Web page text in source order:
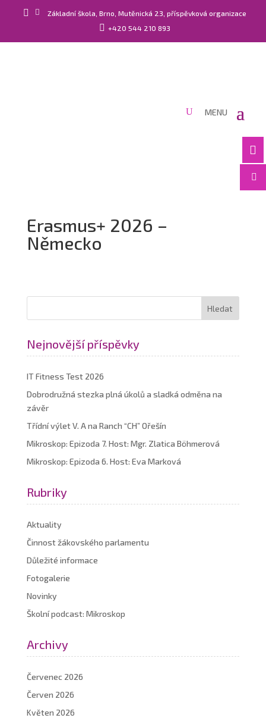
  Základní škola, Brno, Mutěnická 23, příspěvková organizace
 +420 544 210 893


Erasmus+ 2026 –
Německo
Nejnovější příspěvky
IT Fitness Test 2026
Dobrodružná stezka plná úkolů a sladká odměna na
závěr
Třídní výlet V. A na Ranch “CH” Ořešín
Mikroskop: Epizoda 7. Host: Mgr. Zlatica Böhmerová
Mikroskop: Epizoda 6. Host: Eva Marková
Rubriky
Aktuality
Činnost žákovského parlamentu
Důležité informace
Fotogalerie
Novinky
Školní podcast: Mikroskop
Archivy
Červenec 2026
Červen 2026
Květen 2026